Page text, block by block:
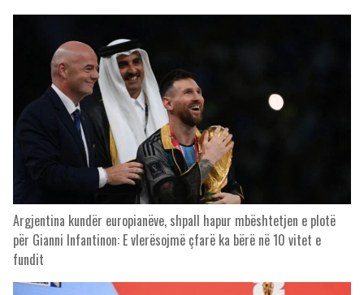
Argjentina kundër europianëve, shpall hapur mbështetjen e plotë
për Gianni Infantinon: E vlerësojmë çfarë ka bërë në 10 vitet e
fundit